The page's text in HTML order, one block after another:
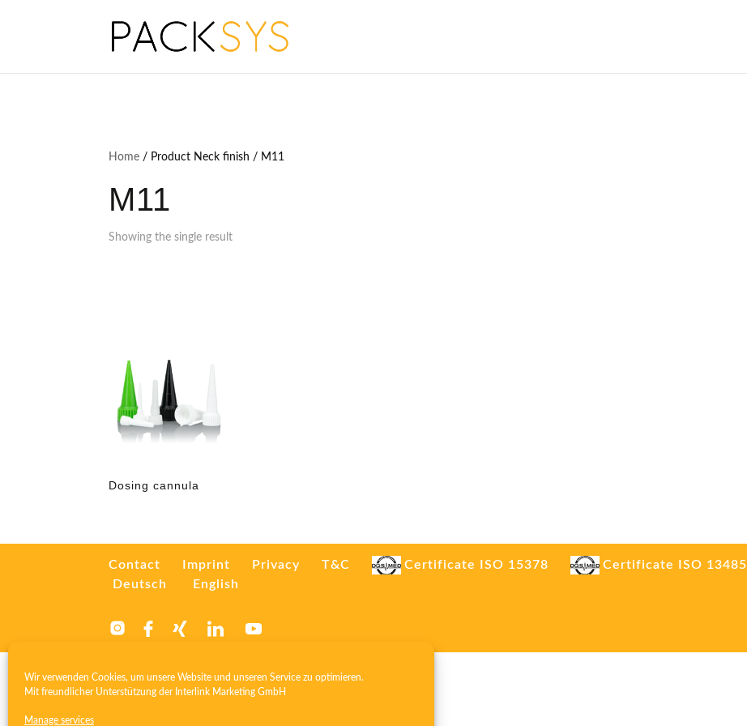
Wir verwenden Cookies, um unsere Website und unseren Service zu optimieren.
Mit freundlicher Unterstützung der Interlink Marketing GmbH
Manage services
Home / Product Neck finish / M11
M11
Showing the single result
Dosing cannula
Contact Imprint Privacy T&C Certificate ISO 15378 Certificate ISO 13485
Deutsch
English